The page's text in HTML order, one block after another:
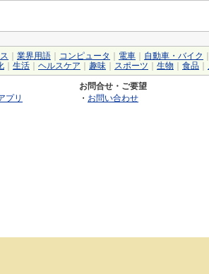
業界用語 コンピュータ 電車 自動車・バイク
生活 ヘルスケア 趣味 スポーツ 生物 食品
プリ
お問合せ・ご要望
・ お問い合わせ